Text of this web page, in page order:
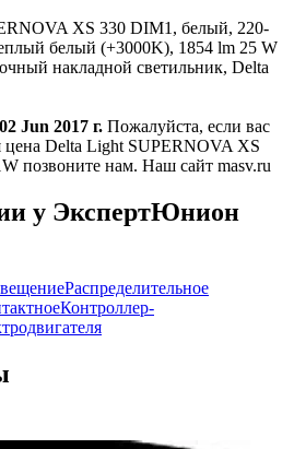
XS 330 DIM1, белый, 220-
белый (+3000K), 1854 lm 25 W
накладной светильник, Delta
Jun 2017 г. Пожалуйста, если вас
цена Delta Light SUPERNOVA XS
позвоните нам. Наш сайт masv.ru
у ЭкспертЮнион
Распределительное
Контроллер-